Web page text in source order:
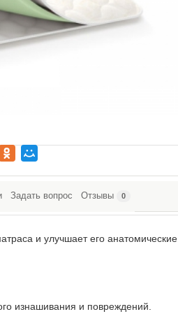
Задать вопрос Отзывы 0
и улучшает его анатомические
изнашивания и повреждений.